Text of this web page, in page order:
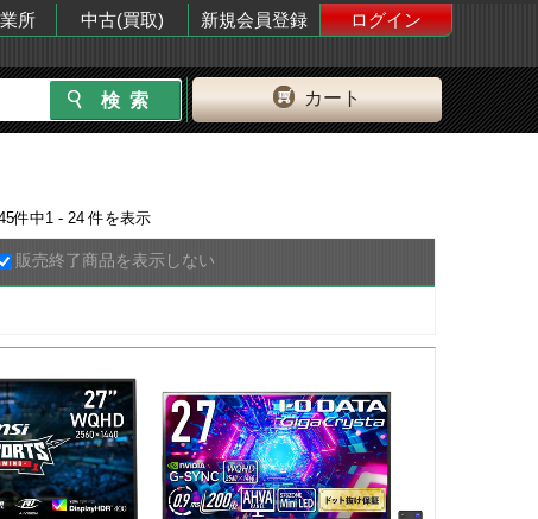
所 中古(買取) 新規会員登録
ログイン
カート
件中1 - 24 件を表示
販売終了商品を表示しない